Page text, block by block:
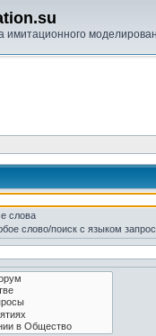
имитационного
слова
слово/поиск с языком